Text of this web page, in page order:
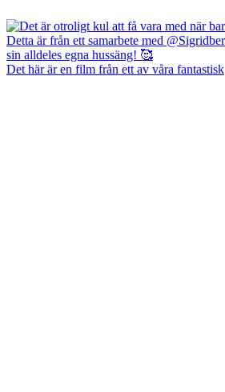
Det här är en film från ett av våra fantastisk